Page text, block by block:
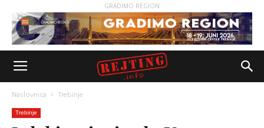
GRADIMO REGION
Naslovnica Trebinje
Trebinje